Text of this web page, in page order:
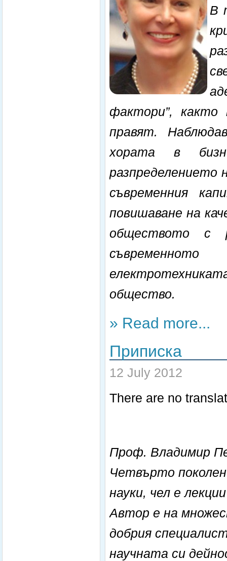
В
фактори”, както
правят.
хората в
разпределението
съвременния
повишаване на
обществото с
общество.
» Read more...
Приписка
12 July 2012
There are no
Проф. Владимир
Четвърто
науки, чел е
Автор е на
добрия
научната си